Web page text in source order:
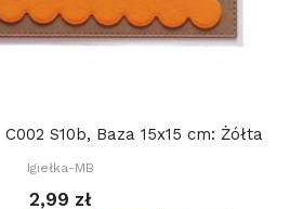
S10b, Baza 15x15 cm: Żółta
Igiełka-MB
2,99 zł